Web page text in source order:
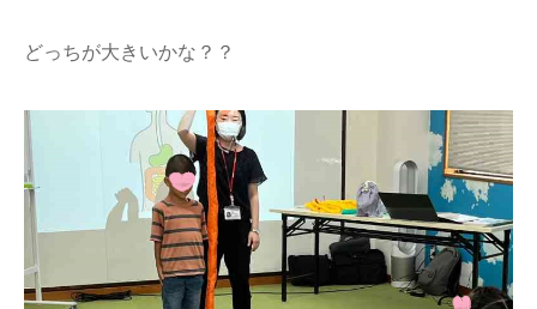
どっちが大きいかな？？